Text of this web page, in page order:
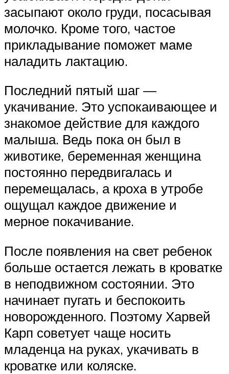
засыпают около груди, посасывая
молочко. Кроме того, частое
прикладывание поможет маме
наладить лактацию.
Последний пятый шаг —
укачивание. Это успокаивающее и
знакомое действие для каждого
малыша. Ведь пока он был в
животике, беременная женщина
постоянно передвигалась и
перемещалась, а кроха в утробе
ощущал каждое движение и
мерное покачивание.
После появления на свет ребенок
больше остается лежать в кроватке
в неподвижном состоянии. Это
начинает пугать и беспокоить
новорожденного. Поэтому Харвей
Карп советует чаще носить
младенца на руках, укачивать в
кроватке или коляске.